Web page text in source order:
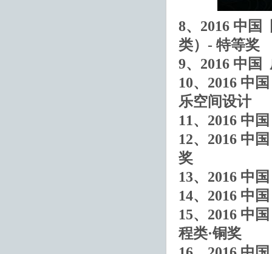
8、2016 中国
类）- 特等奖
9、2016 中国
10、2016 中
乐空间设计
11、2016 中
12、2016 中
奖
13、2016 中
14、2016 中
15、2016 中
程类·铜奖